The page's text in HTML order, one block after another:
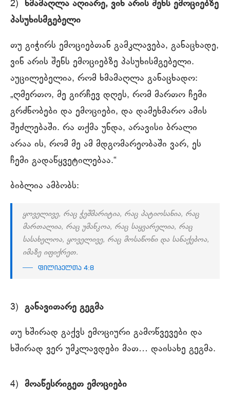
2) ხმამაღლა აღიარე, ვინ არის შენს ემოციებზე
პასუხისმგებელი
თუ გიჭირს ემოციებთან გამკლავება, განაცხადე,
ვინ არის შენს ემოციებზე პასუხისმგებელი.
აუცილებელია, რომ ხმამაღლა განაცხადო:
„ღმერთო, მე გირჩევ დღეს, რომ მართო ჩემი
გრძნობები და ემოციები, და დამეხმარო ამის
შეძლებაში. რა თქმა უნდა, არავისი ბრალი
არაა ის, რომ მე ამ მდგომარეობაში ვარ, ეს
ჩემი გადაწყვეტილებაა.“
ბიბლია ამბობს:
ყოველივე, რაც ჭეშმარიტია, რაც პატიოსანია, რაც
მართალია, რაც უმანკოა, რაც საყვარელია, რაც
სასახელოა, ყოველივე, რაც მოსაწონი და სანაქებოა,
იმაზე იფიქრეთ.
ფილიპელთა 4:8
3) განავითარე გეგმა
თუ ხშირად გაქვს ემოციური გამოწვევები და
ხშირად ვერ უმკლავდები მათ… დაისახე გეგმა.
4) მოაწესრიგეთ ემოციები